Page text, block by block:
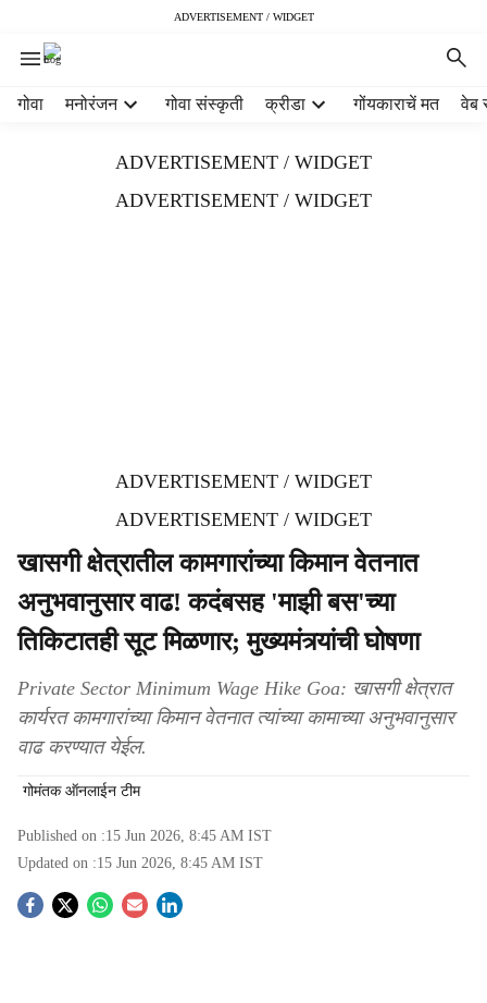
ADVERTISEMENT / WIDGET
गोवा मनोरंजन गोवा संस्कृती क्रीडा गोंयकाराचें मत वेब
ADVERTISEMENT / WIDGET
ADVERTISEMENT / WIDGET
ADVERTISEMENT / WIDGET
ADVERTISEMENT / WIDGET
खासगी क्षेत्रातील कामगारांच्‍या किमान वेतनात
अनुभवानुसार वाढ! कदंबसह 'माझी बस'च्‍या
तिकिटातही सूट मिळणार; मुख्‍यमंत्र्यांची घोषणा
Private Sector Minimum Wage Hike Goa: खासगी क्षेत्रात
कार्यरत कामगारांच्‍या किमान वेतनात त्‍यांच्‍या कामाच्‍या अनुभवानुसार
वाढ करण्‍यात येईल.
गोमंतक ऑनलाईन टीम
Published on :15 Jun 2026, 8:45 AM IST
Updated on :15 Jun 2026, 8:45 AM IST
S